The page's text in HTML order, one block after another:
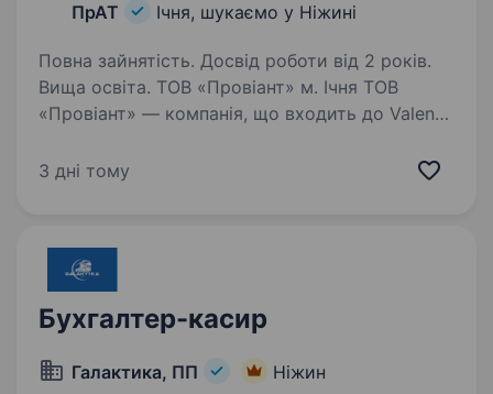
ПрАТ
Ічня, шукаємо у Ніжині
Повна зайнятість. Досвід роботи від 2 років.
Вища освіта. ТОВ «Провіант» м. Ічня ТОВ
«Провіант» — компанія, що входить до Valenti
підприємств, до складу якої також входить
3 дні тому
Бухгалтер-касир
Галактика, ПП Ніжин